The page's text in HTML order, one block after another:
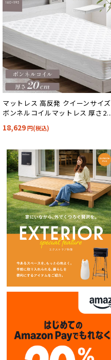
マットレス 高反発 クイーンサイズ
ボンネルコイルマットレス 厚さ20
18,629円(税込)